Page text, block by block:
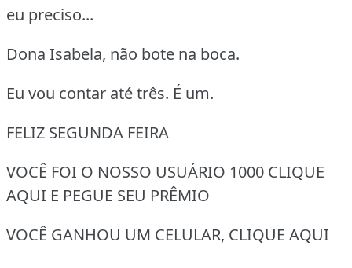
eu preciso...
Dona Isabela, não bote na boca.
Eu vou contar até três. É um.
FELIZ SEGUNDA FEIRA
VOCÊ FOI O NOSSO USUÁRIO 1000 CLIQUE
AQUI E PEGUE SEU PRÊMIO
VOCÊ GANHOU UM CELULAR, CLIQUE AQUI